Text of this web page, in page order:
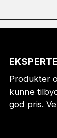
Produkter
kunne
god pris.